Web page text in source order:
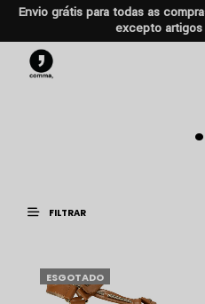
Envio grátis para todas as
excepto
.
FILTRAR
ESGOTADO